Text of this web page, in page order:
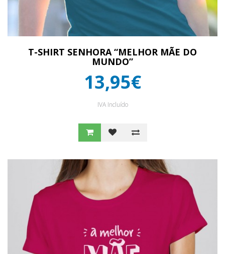
T-SHIRT SENHORA “MELHOR MÃE DO
MUNDO”
13,95€
IVA Incluído